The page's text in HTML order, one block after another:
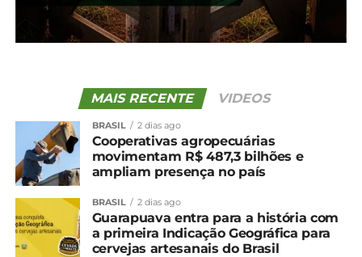
TÓPICOS RELACIONADOS:
safra maior pressionam cotações
NÃO PERCA
Gripe aviária: Brasil confirma dois focos e
investiga seis casos
MAIS RECENTE VIDEOS
BRASIL 2 dias ago
Cooperativas agropecuárias
movimentam R$ 487,3 bilhões e
ampliam presença no país
BRASIL 2 dias ago
Guarapuava entra para a história com
a primeira Indicação Geográfica para
cervejas artesanais do Brasil